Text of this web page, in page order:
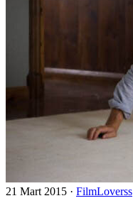
21 Mart 2015 · FilmLoverss